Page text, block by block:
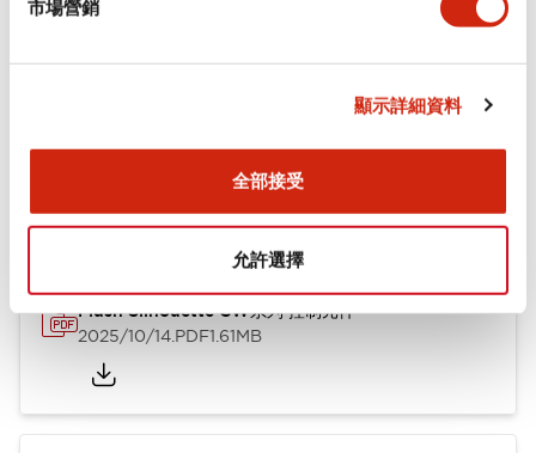
市場營銷
顯示詳細資料
全部接受
允許選擇
型錄和宣傳手冊 CAD檔 認證與標準
Flush Silhouette CW系列 控制元件
2025/10/14.PDF1.61MB